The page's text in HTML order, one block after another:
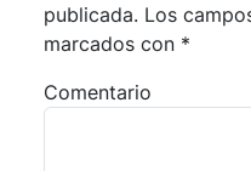
publicada. Los
marcados con *
Comentario